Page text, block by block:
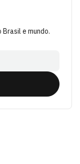
e mundo.